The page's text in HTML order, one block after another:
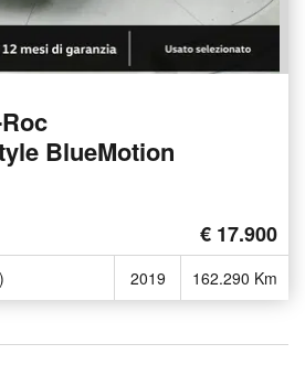
BlueMotion
€ 17.900
2019 162.290 Km